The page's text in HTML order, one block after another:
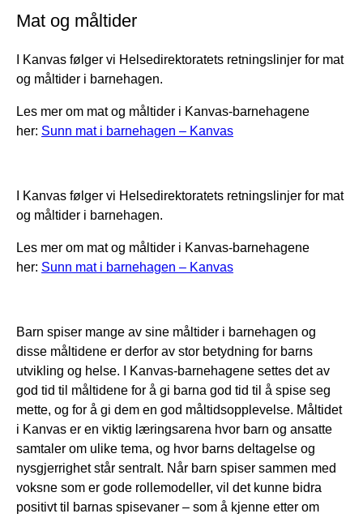
Mat og måltider
I Kanvas følger vi Helsedirektoratets retningslinjer for mat
og måltider i barnehagen.
Les mer om mat og måltider i Kanvas-barnehagene
her: Sunn mat i barnehagen – Kanvas
I Kanvas følger vi Helsedirektoratets retningslinjer for mat
og måltider i barnehagen.
Les mer om mat og måltider i Kanvas-barnehagene
her: Sunn mat i barnehagen – Kanvas
Barn spiser mange av sine måltider i barnehagen og
disse måltidene er derfor av stor betydning for barns
utvikling og helse. I Kanvas-barnehagene settes det av
god tid til måltidene for å gi barna god tid til å spise seg
mette, og for å gi dem en god måltidsopplevelse. Måltidet
i Kanvas er en viktig læringsarena hvor barn og ansatte
samtaler om ulike tema, og hvor barns deltagelse og
nysgjerrighet står sentralt. Når barn spiser sammen med
voksne som er gode rollemodeller, vil det kunne bidra
positivt til barnas spisevaner – som å kjenne etter om